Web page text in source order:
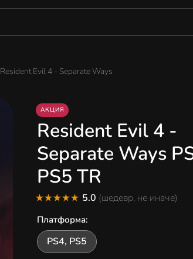
Resident Evil 4 - Separate Ways
АКЦИЯ
Resident Evil 4 -
Separate Ways
PS5 TR
5.0 (шедевр, не иначе)
Платформа:
PS4, PS5